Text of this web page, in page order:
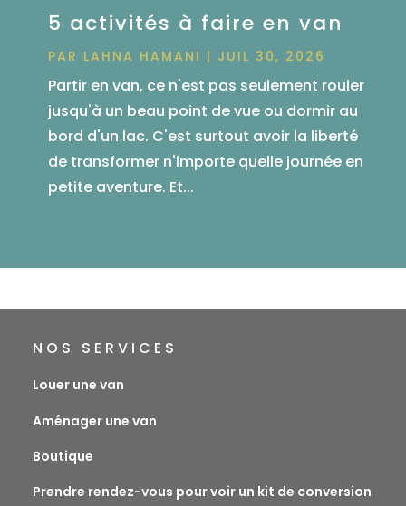
5 activités à faire en van
PAR LAHNA HAMANI | JUIL 30, 2026
Partir en van, ce n'est pas seulement rouler
jusqu'à un beau point de vue ou dormir au
bord d'un lac. C'est surtout avoir la liberté
de transformer n'importe quelle journée en
petite aventure. Et...
NOS SERVICES
Louer une van
Aménager une van
Boutique
Prendre rendez-vous pour voir un kit de conversion